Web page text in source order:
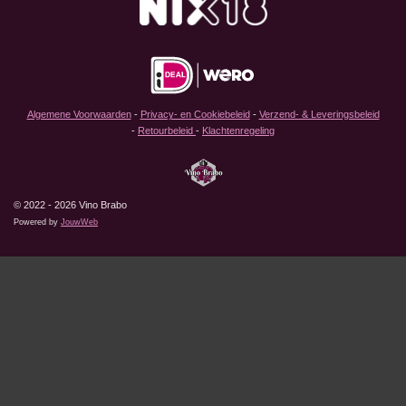
b
k
m
Algemene Voorwaarden- Privacy- en Cookiebeleid- Verzend- & Leveringsbeleid
- Retourbeleid - Klachtenregeling
© 2022 - 2026 Vino Brabo
Powered by JouwWeb